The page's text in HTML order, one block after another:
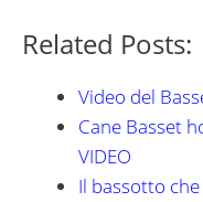
Related Posts:
Video del
Cane Basset
VIDEO
Il bassotto